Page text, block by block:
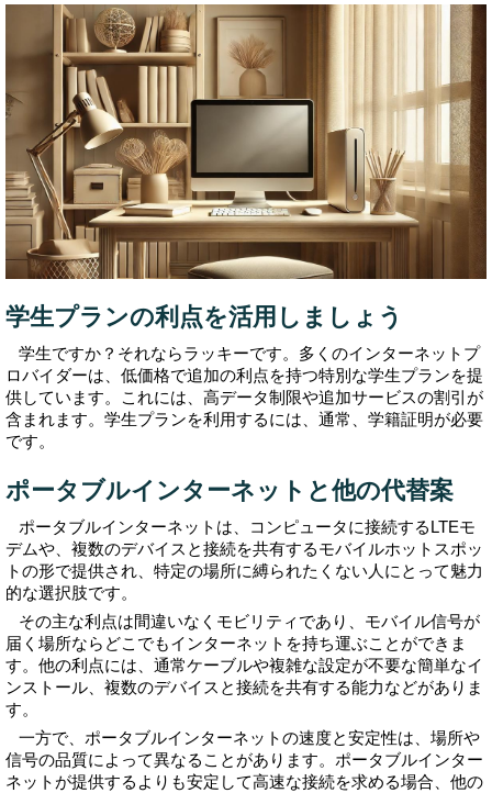
学生プランの利点を活用しましょう
学生ですか？それならラッキーです。多くのインターネットプ
ロバイダーは、低価格で追加の利点を持つ特別な学生プランを提
供しています。これには、高データ制限や追加サービスの割引が
含まれます。学生プランを利用するには、通常、学籍証明が必要
です。
ポータブルインターネットと他の代替案
ポータブルインターネットは、コンピュータに接続するLTEモ
デムや、複数のデバイスと接続を共有するモバイルホットスポッ
トの形で提供され、特定の場所に縛られたくない人にとって魅力
的な選択肢です。
その主な利点は間違いなくモビリティであり、モバイル信号が
届く場所ならどこでもインターネットを持ち運ぶことができま
す。他の利点には、通常ケーブルや複雑な設定が不要な簡単なイ
ンストール、複数のデバイスと接続を共有する能力などがありま
す。
一方で、ポータブルインターネットの速度と安定性は、場所や
信号の品質によって異なることがあります。ポータブルインター
ネットが提供するよりも安定して高速な接続を求める場合、他の